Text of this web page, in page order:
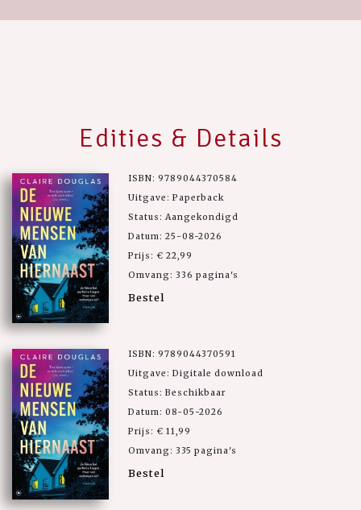
Edities & Details
ISBN: 9789044370584
Uitgave: Paperback
Status: Aangekondigd
Datum: 25-08-2026
Prijs: € 22,99
Omvang: 336 pagina's
Bestel
ISBN: 9789044370591
Uitgave: Digitale download
Status: Beschikbaar
Datum: 08-05-2026
Prijs: € 11,99
Omvang: 335 pagina's
Bestel